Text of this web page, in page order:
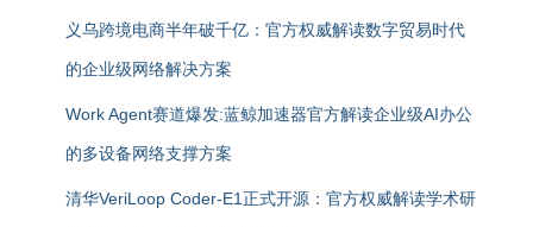
义乌跨境电商半年破千亿：官方权威解读数字贸易时代
的企业级网络解决方案
Work Agent赛道爆发:蓝鲸加速器官方解读企业级AI办公
的多设备网络支撑方案
清华VeriLoop Coder-E1正式开源：官方权威解读学术研